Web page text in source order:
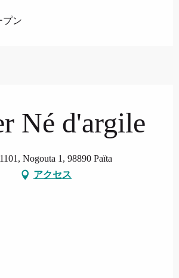
プン
Né d'argile
Nogouta 1, 98890 Païta
アクセス